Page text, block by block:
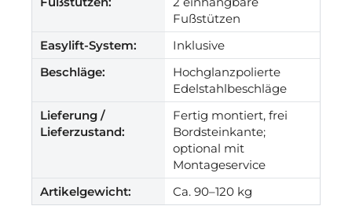
Fußstützen
Easylift-System:
Inklusive
Beschläge:
Hochglanzpolierte
Edelstahlbeschläge
Lieferung /
Lieferzustand:
Fertig montiert, frei
Bordsteinkante;
optional mit
Montageservice
Artikelgewicht:
Ca. 90–120 kg